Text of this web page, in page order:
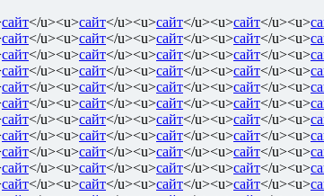
сайт</u><u>сайт</u><u>сайт</u><u>сайт</u><u>
сайт</u><u>сайт</u><u>сайт</u><u>сайт</u><u>
сайт</u><u>сайт</u><u>сайт</u><u>сайт</u><u>
сайт</u><u>сайт</u><u>сайт</u><u>сайт</u><u>
сайт</u><u>сайт</u><u>сайт</u><u>сайт</u><u>
сайт</u><u>сайт</u><u>сайт</u><u>сайт</u><u>
сайт</u><u>сайт</u><u>сайт</u><u>сайт</u><u>
сайт</u><u>сайт</u><u>сайт</u><u>сайт</u><u>
сайт</u><u>сайт</u><u>сайт</u><u>сайт</u><u>
сайт</u><u>сайт</u><u>сайт</u><u>сайт</u><u>
сайт</u><u>сайт</u><u>сайт</u><u>сайт</u><u>